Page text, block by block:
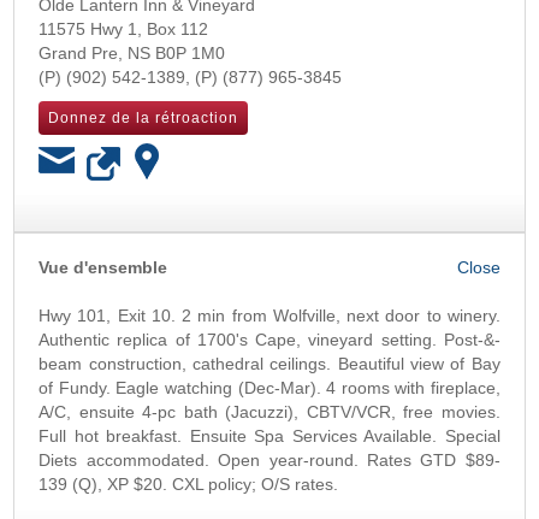
Olde Lantern Inn & Vineyard
11575 Hwy 1, Box 112
Grand Pre, NS B0P 1M0
(902) 542-1389
(877) 965-3845
Donnez de la rétroaction
OK
Vue d'ensemble
Hwy 101, Exit 10. 2 min from Wolfville, next door to winery.
Authentic replica of 1700's Cape, vineyard setting. Post-&-
beam construction, cathedral ceilings. Beautiful view of Bay
of Fundy. Eagle watching (Dec-Mar). 4 rooms with fireplace,
A/C, ensuite 4-pc bath (Jacuzzi), CBTV/VCR, free movies.
Full hot breakfast. Ensuite Spa Services Available. Special
Diets accommodated. Open year-round. Rates GTD $89-
139 (Q), XP $20. CXL policy; O/S rates.